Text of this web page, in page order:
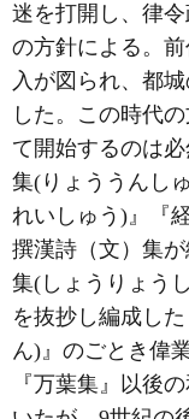
迷を打開し、律
の方針による。
入が図られ、都
した。この時代
て開始するのは
集(りょううんし
れいしゅう)』『
撰漢詩（文）集
集(しょうりょう
を抜抄し編成し
ん)』のごとき偉
『万葉集』以後